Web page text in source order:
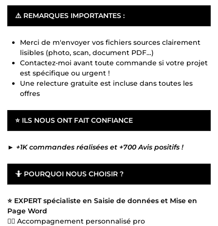
⚠️ REMARQUES IMPORTANTES :
Merci de m'envoyer vos fichiers sources clairement
lisibles (photo, scan, document PDF…)
Contactez-moi avant toute commande si votre projet
est spécifique ou urgent !
Une relecture gratuite est incluse dans toutes les
offres
⭐ ILS NOUS ONT FAIT CONFIANCE
► +1K commandes réalisées et +700 Avis positifs !
🤷 POURQUOI NOUS CHOISIR ?
⭐ EXPERT spécialiste en Saisie de données et Mise en
Page Word
👍🏻 Accompagnement personnalisé pro